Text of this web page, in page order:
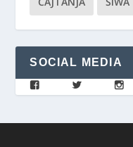
SOCIAL MEDIA